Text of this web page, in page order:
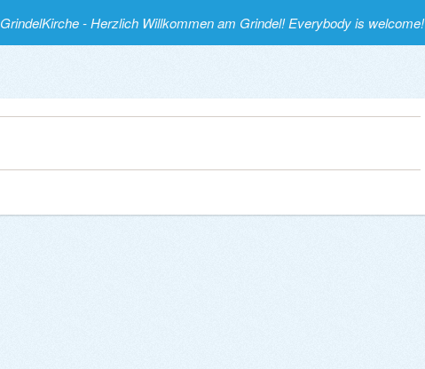
GrindelKirche - Herzlich Willkommen am Grindel! Everybody is welcome!